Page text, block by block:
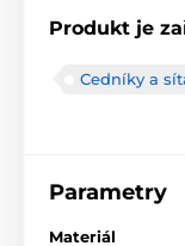
Produkt je
Cedníky a
Parametry
Materiál